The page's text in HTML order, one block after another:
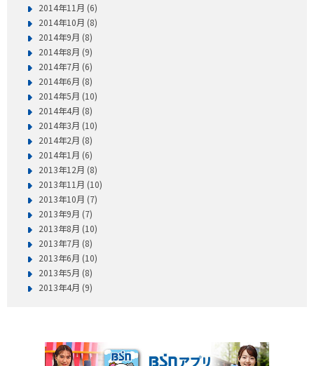
2014年11月 (6)
2014年10月 (8)
2014年9月 (8)
2014年8月 (9)
2014年7月 (6)
2014年6月 (8)
2014年5月 (10)
2014年4月 (8)
2014年3月 (10)
2014年2月 (8)
2014年1月 (6)
2013年12月 (8)
2013年11月 (10)
2013年10月 (7)
2013年9月 (7)
2013年8月 (10)
2013年7月 (8)
2013年6月 (10)
2013年5月 (8)
2013年4月 (9)